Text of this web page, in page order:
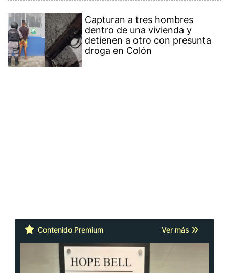
Capturan a tres hombres
dentro de una vivienda y
detienen a otro con presunta
droga en Colón
Contenido Premium Ver más